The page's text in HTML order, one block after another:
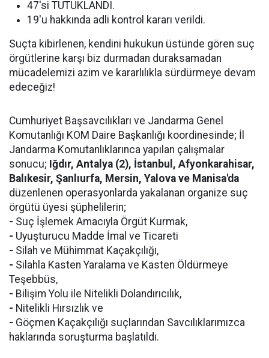
47'si TUTUKLANDI.
19'u hakkında adli kontrol kararı verildi.
Suçta kibirlenen, kendini hukukun üstünde gören suç
örgütlerine karşı biz durmadan duraksamadan
mücadelemizi azim ve kararlılıkla sürdürmeye devam
edeceğiz!
Cumhuriyet Başsavcılıkları ve Jandarma Genel
Komutanlığı KOM Daire Başkanlığı koordinesinde; İl
Jandarma Komutanlıklarınca yapılan çalışmalar
sonucu; Iğdır, Antalya (2), İstanbul, Afyonkarahisar,
Balıkesir, Şanlıurfa, Mersin, Yalova ve Manisa'da
düzenlenen operasyonlarda yakalanan organize suç
örgütü üyesi şüphelilerin;
- Suç İşlemek Amacıyla Örgüt Kurmak,
- Uyuşturucu Madde İmal ve Ticareti
- Silah ve Mühimmat Kaçakçılığı,
- Silahla Kasten Yaralama ve Kasten Öldürmeye
Teşebbüs,
- Bilişim Yolu ile Nitelikli Dolandırıcılık,
- Nitelikli Hırsızlık ve
- Göçmen Kaçakçılığı suçlarından Savcılıklarımızca
haklarında soruşturma başlatıldı.